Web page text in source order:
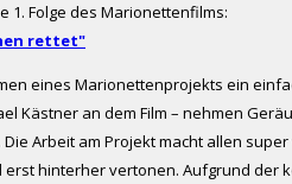
1. Folge des Marionettenfilms:
rettet"
eines Marionettenprojekts ein
Kästner an dem Film – nehmen
Die Arbeit am Projekt macht allen
hinterher vertonen. Aufgrund